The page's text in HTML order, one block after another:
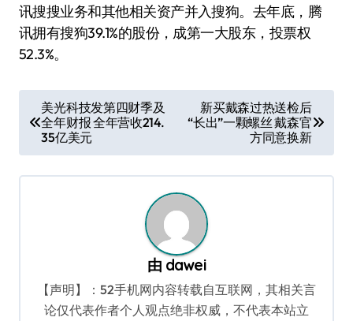
讯搜搜业务和其他相关资产并入搜狗。去年底，腾
讯拥有搜狗39.1%的股份，成第一大股东，投票权
52.3%。
章
导
航
美光科技发第四财季及
全年财报 全年营收214.
35亿美元
新买戴森过热送检后
“长出”一颗螺丝 戴森官
方同意换新
由 dawei
【声明】：52手机网内容转载自互联网，其相关言
论仅代表作者个人观点绝非权威，不代表本站立